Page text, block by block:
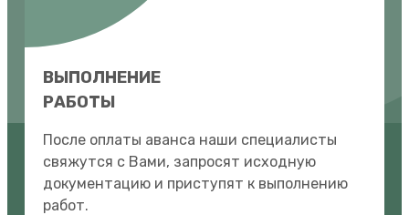
ВЫПОЛНЕНИЕ
РАБОТЫ
После оплаты аванса наши специалисты
свяжутся с Вами, запросят исходную
документацию и приступят к выполнению
работ.